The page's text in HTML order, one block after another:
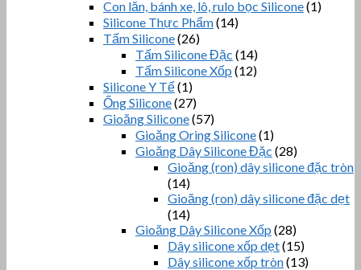
Con lăn, bánh xe, lô, rulo bọc Silicone(1)
Silicone Thực Phẩm(14)
Tấm Silicone(26)
Tấm Silicone Đặc (14)
Tấm Silicone Xốp (12)
Silicone Y Tế(1)
Ống Silicone(27)
Gioăng Silicone(57)
Gioăng Oring Silicone(1)
Gioăng Dây Silicone Đặc (28)
Gioăng (ron) dây silicone đặc tròn
(14)
Gioăng (ron) dây silicone đặc dẹt
(14)
Gioăng Dây Silicone Xốp (28)
Dây silicone xốp dẹt(15)
Dây silicone xốp tròn(13)